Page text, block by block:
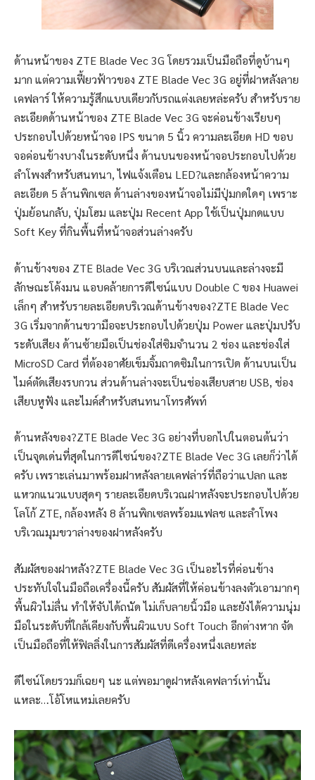
ด้านหน้าของ ZTE Blade Vec 3G โดยรวมเป็นมือถือที่ดูบ้านๆ
มาก แต่ความเฟี้ยวฟ้าวของ ZTE Blade Vec 3G อยู่ที่ฝาหลังลาย
เคฟลาร์ ให้ความรู้สึกแบบเดียวกับรถแต่งเลยหล่ะครับ สำหรับราย
ละเอียดด้านหน้าของ ZTE Blade Vec 3G จะค่อนข้างเรียบๆ
ประกอบไปด้วยหน้าจอ IPS ขนาด 5 นิ้ว ความละเอียด HD ขอบ
จอค่อนข้างบางในระดับหนึ่ง ด้านบนของหน้าจอประกอบไปด้วย
ลำโพงสำหรับสนทนา, ไฟแจ้งเตือน LED?และกล้องหน้าความ
ละเอียด 5 ล้านพิกเซล ด้านล่างของหน้าจอไม่มีปุ่มกดใดๆ เพราะ
ปุ่มย้อนกลับ, ปุ่มโฮม และปุ่ม Recent App ใช้เป็นปุ่มกดแบบ
Soft Key ที่กินพื้นที่หน้าจอส่วนล่างครับ
ด้านข้างของ ZTE Blade Vec 3G บริเวณส่วนบนและล่างจะมี
ลักษณะโค้งมน แอบคล้ายการดีไซน์แบบ Double C ของ Huawei
เล็กๆ สำหรับรายละเอียดบริเวณด้านข้างของ?ZTE Blade Vec
3G เริ่มจากด้านขวามือจะประกอบไปด้วยปุ่ม Power และปุ่มปรับ
ระดับเสียง ด้านซ้ายมือเป็นช่องใส่ซิมจำนวน 2 ช่อง และช่องใส่
MicroSD Card ที่ต้องอาศัยเข็มจิ้มถาดซิมในการเปิด ด้านบนเป็น
ไมค์ตัดเสียงรบกวน ส่วนด้านล่างจะเป็นช่องเสียบสาย USB, ช่อง
เสียบหูฟัง และไมค์สำหรับสนทนาโทรศัพท์
ด้านหลังของ?ZTE Blade Vec 3G อย่างที่บอกไปในตอนต้นว่า
เป็นจุดเด่นที่สุดในการดีไซน์ของ?ZTE Blade Vec 3G เลยก็ว่าได้
ครับ เพราะเล่นมาพร้อมฝาหลังลายเคฟล่าร์ที่ถือว่าแปลก และ
แหวกแนวแบบสุดๆ รายละเอียดบริเวณฝาหลังจะประกอบไปด้วย
โลโก้ ZTE, กล้องหลัง 8 ล้านพิกเซลพร้อมแฟลช และลำโพง
บริเวณมุมขวาล่างของฝาหลังครับ
สัมผัสของฝาหลัง?ZTE Blade Vec 3G เป็นอะไรที่ค่อนข้าง
ประทับใจในมือถือเครื่องนี้ครับ สัมผัสที่ให้ค่อนข้างลงตัวเอามากๆ
พื้นผิวไม่ลื่น ทำให้จับได้ถนัด ไม่เก็บลายนิ้วมือ และยังได้ความนุ่ม
มือในระดับที่ใกล้เคียงกับพื้นผิวแบบ Soft Touch อีกต่างหาก จัด
เป็นมือถือที่ให้ฟิลลิ่งในการสัมผัสที่ดีเครื่องหนึ่งเลยหล่ะ
ดีไซน์โดยรวมก็เฉยๆ นะ แต่พอมาดูฝาหลังเคฟลาร์เท่านั้น
แหละ…โอ้โหแหม่เลยครับ